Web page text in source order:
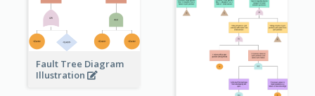
Fault Tree Diagram
Illustration